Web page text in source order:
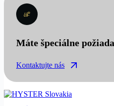
Máte špeciálne
Kontaktujte nás